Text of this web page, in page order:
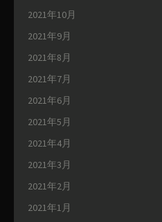
2021年10月
2021年9月
2021年8月
2021年7月
2021年6月
2021年5月
2021年4月
2021年3月
2021年2月
2021年1月